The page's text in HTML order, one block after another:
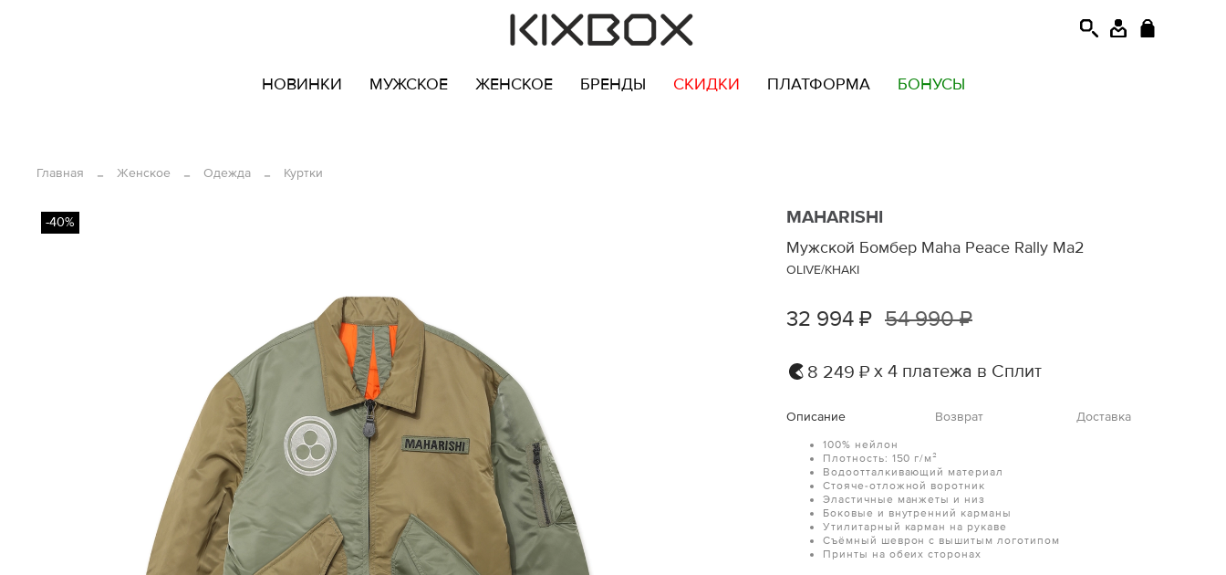
НОВИНКИ МУЖСКОЕ ЖЕНСКОЕ БРЕНДЫ СКИДКИ ПЛАТФОРМА БОНУСЫ
Главная Женское Одежда Куртки
-40% MAHARISHI
Мужской Бомбер Maha Peace Rally Ma2
OLIVE/KHAKI
32 994 ₽ 54 990 ₽
8 249 ₽ х 4 платежа в Сплит
Описание Возврат Доставка
100% нейлон
Плотность: 150 г/м²
Водоотталкивающий материал
Стояче-отложной воротник
Эластичные манжеты и низ
Боковые и внутренний карманы
Утилитарный карман на рукаве
Съёмный шеврон с вышитым логотипом
Принты на обеих сторонах